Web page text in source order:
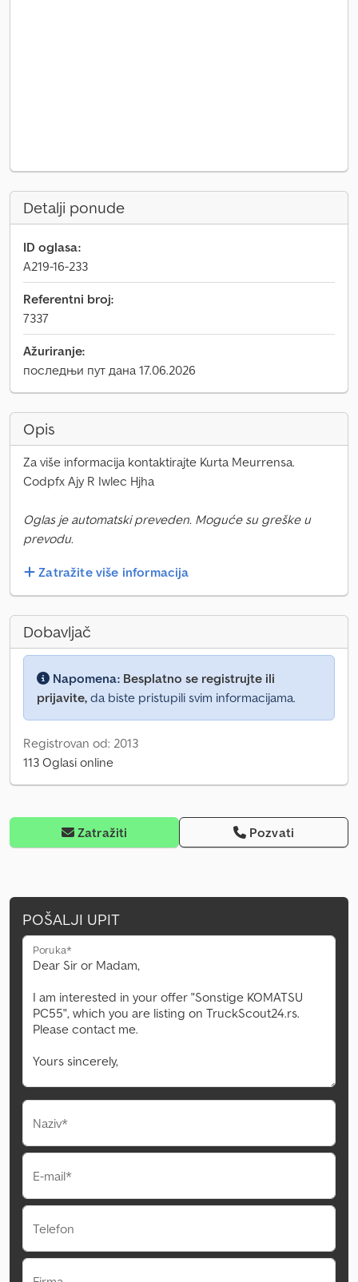
Detalji ponude
ID oglasa:
A219-16-233
Referentni broj:
7337
Ažuriranje:
последњи пут дана 17.06.2026
Opis
Za više informacija kontaktirajte Kurta Meurrensa.
Codpfx Ajy R Iwlec Hjha
Oglas je automatski preveden. Moguće su greške u
prevodu.
Zatražite više informacija
Dobavljač
Napomena: Besplatno se registrujte ili
prijavite, da biste pristupili svim informacijama.
Registrovan od: 2013
113 Oglasi online
Zatražiti Pozvati
POŠALJI UPIT
Poruka*
Naziv*
E-mail*
Telefon